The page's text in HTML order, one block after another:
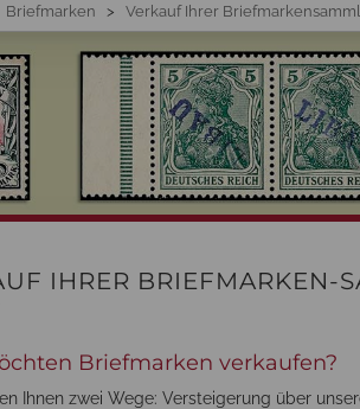
Briefmarken > Verkauf Ihrer
IHRER BRIEFMARKEN-
Briefmarken verkaufen?
Ihnen zwei Wege: Versteigerung über